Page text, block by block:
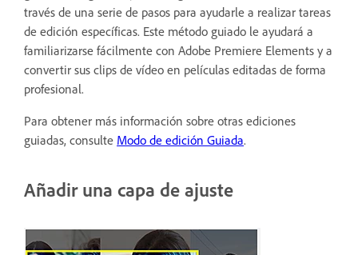
través de una serie de pasos para ayudarle a realizar tareas
de edición específicas. Este método guiado le ayudará a
familiarizarse fácilmente con Adobe Premiere Elements y a
convertir sus clips de vídeo en películas editadas de forma
profesional.
Para obtener más información sobre otras ediciones
guiadas, consulte Modo de edición Guiada.
Añadir una capa de ajuste